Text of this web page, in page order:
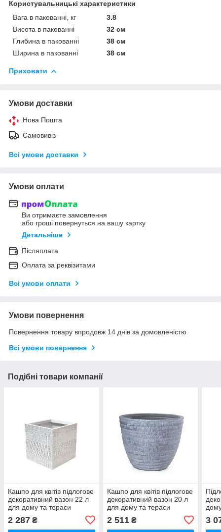
Користувальницькі характеристики
Вага в пакованні, кг
3.8
Висота в пакованні
32 см
Глибина в пакованні
38 см
Ширина в пакованні
38 см
Приховати
Умови доставки
Нова Пошта
Самовивіз
Всі умови доставки
Умови оплати
Ви отримаєте замовлення
або гроші повернуться на вашу картку
Детальніше
Післяплата
Оплата за реквізитами
Всі умови оплати
Умови повернення
Повернення товару впродовж 14 днів за домовленістю
Всі умови повернення
Подібні товари компанії
Кашпо для квітів підлогове
декоративний вазон 22 л
для дому та тераси
2 287 ₴
Кашпо для квітів підлогове
декоративний вазон 20 л
для дому та тераси
2 511₴ 3